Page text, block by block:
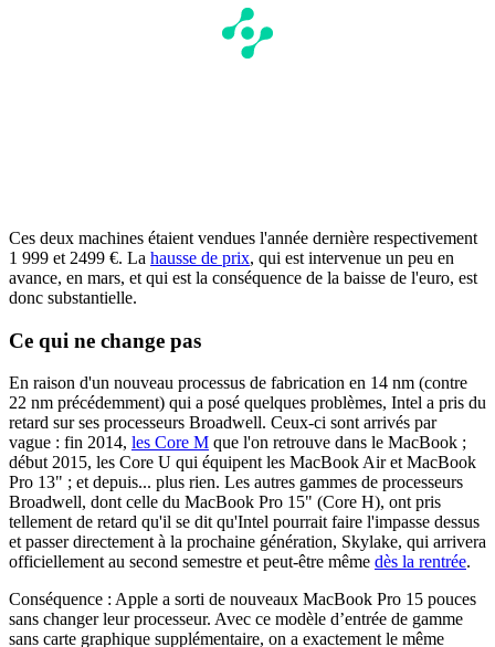
Ces deux machines étaient vendues l'année dernière respectivement
1 999 et 2499 €. La hausse de prix, qui est intervenue un peu en
avance, en mars, et qui est la conséquence de la baisse de l'euro, est
donc substantielle.
Ce qui ne change pas
En raison d'un nouveau processus de fabrication en 14 nm (contre
22 nm précédemment) qui a posé quelques problèmes, Intel a pris du
retard sur ses processeurs Broadwell. Ceux-ci sont arrivés par
vague : fin 2014, les Core M que l'on retrouve dans le MacBook ;
début 2015, les Core U qui équipent les MacBook Air et MacBook
Pro 13" ; et depuis... plus rien. Les autres gammes de processeurs
Broadwell, dont celle du MacBook Pro 15" (Core H), ont pris
tellement de retard qu'il se dit qu'Intel pourrait faire l'impasse dessus
et passer directement à la prochaine génération, Skylake, qui arrivera
officiellement au second semestre et peut-être même dès la rentrée.
Conséquence : Apple a sorti de nouveaux MacBook Pro 15 pouces
sans changer leur processeur. Avec ce modèle d’entrée de gamme
sans carte graphique supplémentaire, on a exactement le même